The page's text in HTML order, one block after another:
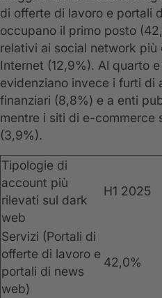
di offerte di lavoro e portali
occupano il primo posto
relativi ai social network più
Internet (12,9%). Al quarto
evidenziano invece i furti di
finanziari (8,8%) e a enti
mentre i siti di e-commerce
(3,9%).
Tipologie di
account più
rilevati sul dark
web
H1 2025
Servizi (Portali di
offerte di lavoro e
portali di news
web)
42,0%